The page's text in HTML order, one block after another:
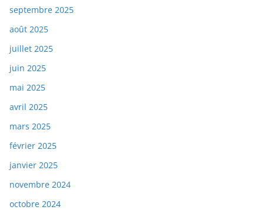
septembre 2025
août 2025
juillet 2025
juin 2025
mai 2025
avril 2025
mars 2025
février 2025
janvier 2025
novembre 2024
octobre 2024